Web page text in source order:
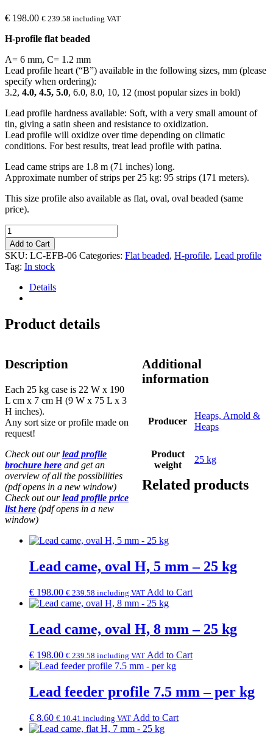
€ 198.00 € 239.58 including VAT
H-profile flat beaded
A= 6 mm, C= 1.2 mm
Lead profile heart (“B”) available in the following sizes, mm (please
specify when ordering):
3.2, 4.0, 4.5, 5.0, 6.0, 8.0, 10, 12 (most popular sizes in bold)
Lead profile hardness available: Soft, with a very small amount of
tin, giving a satin sheen and resistance to oxidization.
Lead profile will oxidize over time depending on climatic
conditions. For best results, treat lead profile with patina.
Lead came strips are 1.8 m (71 inches) long.
Approximate number of strips per 25 kg: 95 strips (171 meters).
This size profile also available as flat, oval, oval beaded (same
price).
Lead
came,
flat
beaded
H,
25
kg
Add to Cart
SKU: LC-EFB-06 Categories: Flat beaded, H-profile, Lead profile
Tag: In stock
Details
Product details
Description
Each 25 kg case is 22 W x 190
L cm x 7 cm H (9 W x 75 L x 3
H inches).
Any sort size or profile made on
request!
Check out ourlead profile
brochure here and get an
overview of all the possibilities
(pdf opens in a new window)
Check out ourlead profile price
list here (pdf opens in a new
window)
Additional
information
Producer
Heaps, Arnold &
Heaps
Product
weight
25 kg
Related products
Lead came, oval H, 5 mm – 25 kg
€ 198.00 € 239.58 including VAT Add to Cart
Lead came, oval H, 8 mm – 25 kg
€ 198.00 € 239.58 including VAT Add to Cart
Lead feeder profile 7.5 mm – per kg
€ 8.60 € 10.41 including VAT Add to Cart